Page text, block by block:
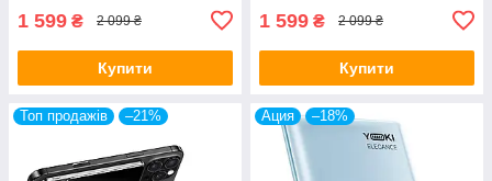
1 599 ₴ 2 099 ₴
Купити
1 599 ₴ 2 099 ₴
Купити
Топ продажів –21% Ация –18%